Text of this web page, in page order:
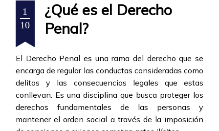
1
10
¿Qué es el Derecho
Penal?
El Derecho Penal es una rama del derecho que se
encarga de regular las conductas consideradas como
delitos y las consecuencias legales que estas
conllevan. Es una disciplina que busca proteger los
derechos fundamentales de las personas y
mantener el orden social a través de la imposición